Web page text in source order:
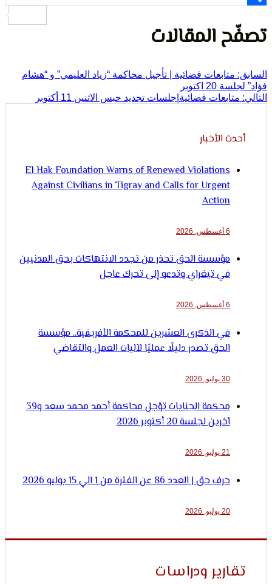
المقالات
متابعات قضائية | تأجيل محاكمة “زياد العليمي” و “هشام
اكتوبر
قضائية|جلسات تجديد حبس الاثنين 11 أكتوبر
الأخبار
El Hak Foundation Warns of Renewed Violations
Against Civilians in Tigray and Calls for Urgent
مؤسسة الحق تحذر من تجدد الانتهاكات بحق المدنيين
في تيغراي وتدعو إلى تحرك عاجل
في الذكرى العشرين للمحكمة الأفريقية.. مؤسسة
الحق تصدر دليلًا عمليًا لآليات العمل والتقاضي
محكمة الجنايات تؤجل محاكمة أحمد محمد سعد و39
آخرين لجلسة 20 أكتوبر 2026
حرف حق | العدد 86 عن الفترة من 1 الي 15 يوليو 2026
ودراسات